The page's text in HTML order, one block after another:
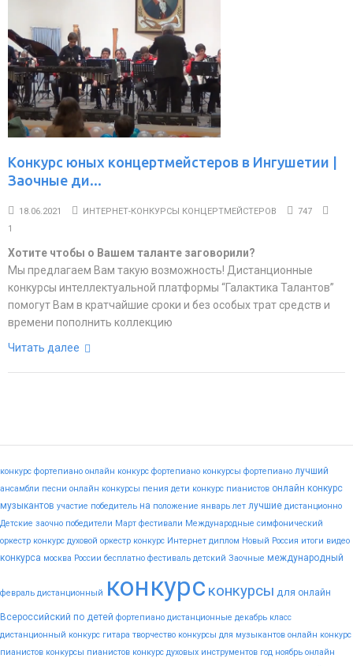
Конкурс юных концертмейстеров в Ингушетии |
Заочные ди...
18.06.2021 ИНТЕРНЕТ-КОНКУРСЫ КОНЦЕРТМЕЙСТЕРОВ
747
1
Хотите чтобы о Вашем таланте заговорили?
Мы предлагаем Вам такую возможность! Дистанционные
конкурсы интеллектуальной платформы “Галактика Талантов”
помогут Вам в кратчайшие сроки и без особых трат средств и
времени пополнить коллекцию
Читать далее
конкурс фортепиано онлайн конкурс фортепиано конкурсы фортепиано лучший
ансамбли песни онлайн конкурсы пения дети конкурс пианистов онлайн конкурс
музыкантов участие победитель на положение январь лет лучшие дистанционно
Детские заочно победители Март фестивали Международные симфонический
оркестр конкурс духовой оркестр конкурс Интернет диплом Новый Россия итоги видео
конкурса москва России бесплатно фестиваль детский Заочные международный
февраль дистанционный конкурс конкурсы для онлайн
Всероссийский по детей фортепиано дистанционные декабрь класс
дистанционный конкурс гитара творчество конкурсы для музыкантов онлайн конкурс
пианистов конкурсы пианистов конкурс духовых инструментов год ноябрь онлайн